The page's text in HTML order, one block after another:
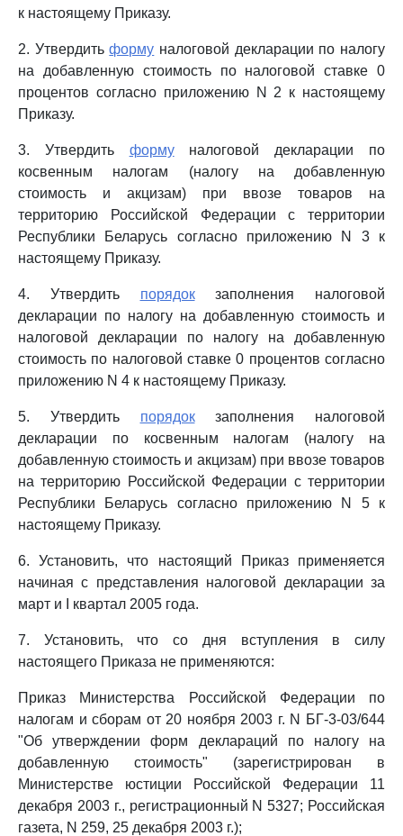
к настоящему Приказу.
2. Утвердитьформу налоговой декларации по налогу
на добавленную стоимость по налоговой ставке 0
процентов согласно приложению N 2 к настоящему
Приказу.
3. Утвердить формуналоговой декларации по
косвенным налогам (налогу на добавленную
стоимость и акцизам) при ввозе товаров на
территорию Российской Федерации с территории
Республики Беларусь согласно приложению N 3 к
настоящему Приказу.
4. Утвердить порядокзаполнения налоговой
декларации по налогу на добавленную стоимость и
налоговой декларации по налогу на добавленную
стоимость по налоговой ставке 0 процентов согласно
приложению N 4 к настоящему Приказу.
5. Утвердить порядокзаполнения налоговой
декларации по косвенным налогам (налогу на
добавленную стоимость и акцизам) при ввозе товаров
на территорию Российской Федерации с территории
Республики Беларусь согласно приложению N 5 к
настоящему Приказу.
6. Установить, что настоящий Приказ применяется
начиная с представления налоговой декларации за
март и I квартал 2005 года.
7. Установить, что со дня вступления в силу
настоящего Приказа не применяются:
Приказ Министерства Российской Федерации по
налогам и сборам от 20 ноября 2003 г. N БГ-3-03/644
"Об утверждении форм деклараций по налогу на
добавленную стоимость" (зарегистрирован в
Министерстве юстиции Российской Федерации 11
декабря 2003 г., регистрационный N 5327; Российская
газета, N 259, 25 декабря 2003 г.);